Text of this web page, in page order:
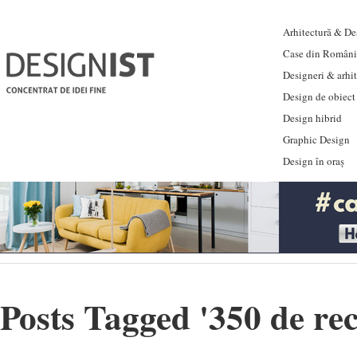
Arhitectură &
Case din
Designeri &
Design de obiect
Design hibrid
Graphic Design
Design în oraș
Posts Tagged '350 de